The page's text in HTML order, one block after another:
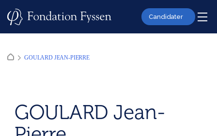
Candidater
GOULARD JEAN-PIERRE
GOULARD Jean-